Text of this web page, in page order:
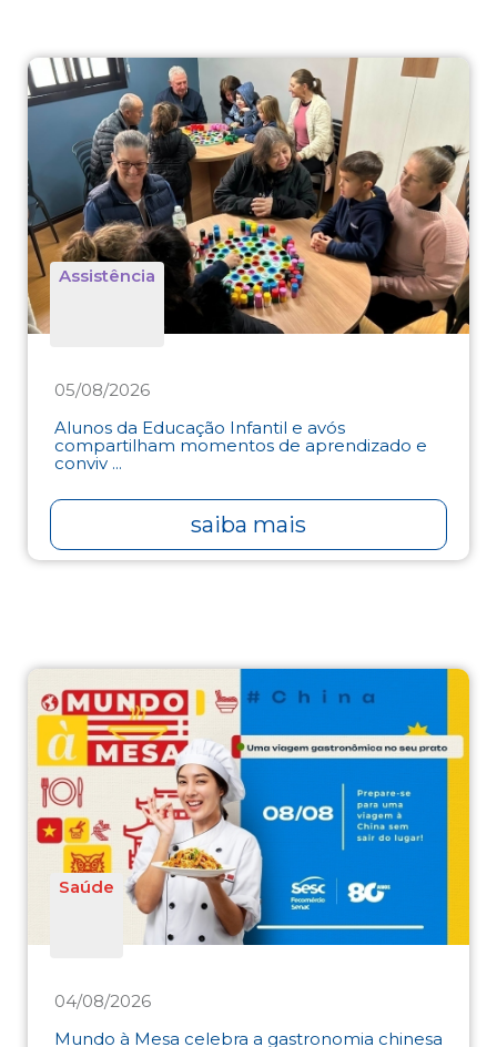
Assistência
05/08/2026
Alunos da Educação Infantil e avós
compartilham momentos de aprendizado e
conviv ...
saiba mais
Saúde
04/08/2026
Mundo à Mesa celebra a gastronomia chinesa